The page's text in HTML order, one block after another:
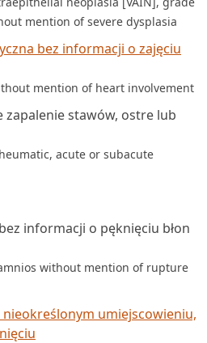
mention of severe dysplasia
bez informacji o zajęciu
mention of heart involvement
zapalenie stawów, ostre lub
acute or subacute
informacji o pęknięciu błon
without mention of rupture
umiejscowieniu,